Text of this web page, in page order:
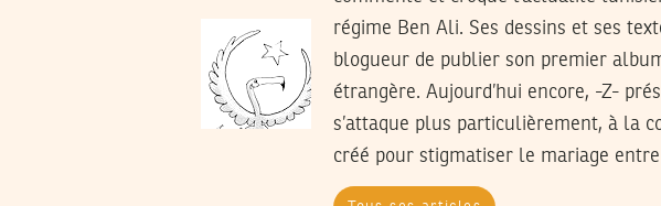
régime Ben Ali. Ses dessins et ses
blogueur de publier son premier
étrangère. Aujourd’hui encore, -Z-
s’attaque plus particulièrement, à la
créé pour stigmatiser le mariage